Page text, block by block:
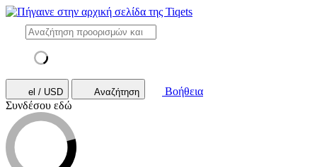
el / USD Αναζήτηση
Βοήθεια
Συνδέσου εδώ